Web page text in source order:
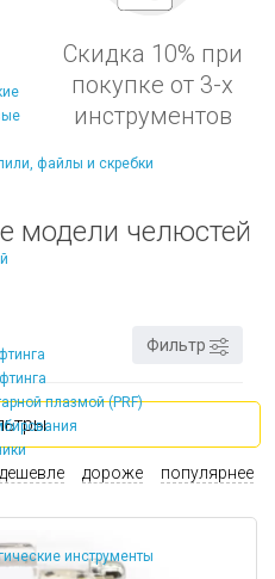
файлы и скребки
плазмой (PRF)
инструменты
Скидка 10% при
покупке от 3-х
инструментов
модели челюстей
Фильтр
дешевле дороже популярнее